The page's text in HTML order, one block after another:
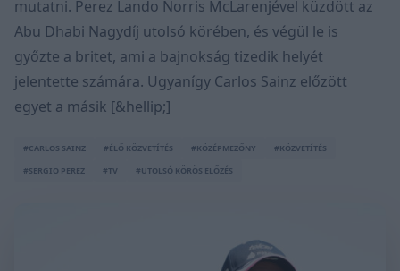
mutatni. Perez Lando Norris McLarenjével küzdött az
Abu Dhabi Nagydíj utolsó körében, és végül le is
győzte a britet, ami a bajnokság tizedik helyét
jelentette számára. Ugyanígy Carlos Sainz előzött
egyet a másik [&hellip;]
#CARLOS SAINZ #ÉLŐ KÖZVETÍTÉS #KÖZÉPMEZŐNY
#KÖZVETÍTÉS
#SERGIO PEREZ
#TV #UTOLSÓ KÖRÖS ELŐZÉS